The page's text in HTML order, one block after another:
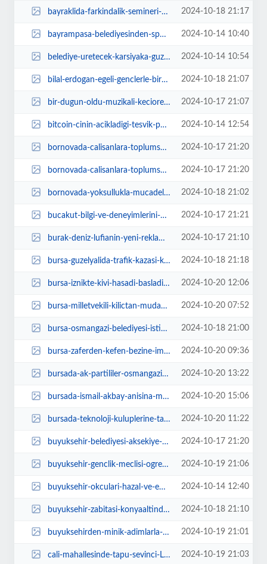
bayraklida-farkindalik-semineri-kZVdCFnh.jpg 2024-10-18 21:17
bayrampasa-belediyesinden-spor-kuluplerine-buyuk-destek-3SnHiibB.jpg 2024-10-14 10:40
belediye-uretecek-karsiyaka-guzellesecek-dlPekOcW.jpg 2024-10-14 10:54
bilal-erdogan-egeli-genclerle-bir-araya-geldi-PP5DV7vK.jpg 2024-10-18 21:07
bir-dugun-oldu-muzikali-keciorende-sahnelendi-fTOHmPpZ.jpg 2024-10-17 21:07
bitcoin-cinin-acikladigi-tesvik-paketinin-etkisiyle-64000-dolarin-uzerine-cik... 2024-10-14 12:54
bornovada-calisanlara-toplumsal-cinsiyet-esitligi-semineri-7a6fY5xl.jpg 2024-10-17 21:20
bornovada-calisanlara-toplumsal-cinsiyet-esitligi-semineri-bgCBc93D.jpg 2024-10-17 21:20
bornovada-yoksullukla-mucadele-icin-farkindalik-sergisi-DPsjKq18.jpg 2024-10-18 21:02
bucakut-bilgi-ve-deneyimlerini-bucanin-cocuklariyla-paylasiyor-KzECxAnW.jpg 2024-10-17 21:21
burak-deniz-lufianin-yeni-reklam-filmi-icin-kamera-karsisinda-qvwkkUYT.webp 2024-10-17 21:10
bursa-guzelyalida-trafik-kazasi-kWaGGaJO.webp 2024-10-18 21:18
bursa-iznikte-kivi-hasadi-basladi-fEVBajdH.webp 2024-10-20 12:06
bursa-milletvekili-kilictan-mudanyali-muhtarlara-ziyaret-LIOd5hQe.webp 2024-10-20 07:52
bursa-osmangazi-belediyesi-istihdama-araci-oluyor-KJYUI7RC.webp 2024-10-18 21:00
bursa-zaferden-kefen-bezine-imzali-tepki-XLab4eWY.webp 2024-10-20 09:36
bursada-ak-partililer-osmangazi-delegeleriyle-bulustu-rCuh4Bq5.webp 2024-10-20 13:22
bursada-ismail-akbay-anisina-mudanya-tirilyede-bulusuldu-JKBhWCSL.webp 2024-10-20 15:06
bursada-teknoloji-kuluplerine-tanitim-programi-7lvqiJ7n.webp 2024-10-20 11:22
buyuksehir-belediyesi-aksekiye-kiz-ogrenci-yurdu-acti-petNbYaP.jpg 2024-10-17 21:20
buyuksehir-genclik-meclisi-ogrencileri-gunubirlik-kampta-bulusturdu-sQstzDe5.jpg 2024-10-19 21:06
buyuksehir-okculari-hazal-ve-emircan-turkiye-sampiyonu-oldu-Uv4E1KJN.jpg 2024-10-14 12:40
buyuksehir-zabitasi-konyaaltinda-4-bin-360-olaya-mudahale-etti-Ahii9fai.jpg 2024-10-18 21:10
buyuksehirden-minik-adimlarla-buyuk-heyecanlar-BN2Dcz1O.jpg 2024-10-19 21:01
cali-mahallesinde-tapu-sevinci-LdGatSPL.jpg 2024-10-19 21:03